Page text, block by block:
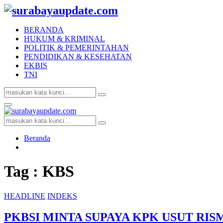
BERANDA
HUKUM & KRIMINAL
POLITIK & PEMERINTAHAN
PENDIDIKAN & KESEHATAN
EKBIS
TNI
Search
for:
Search
Facebook
Twitter
Youtube
Primary
Menu
Search
for:
Search
Beranda
Tag : KBS
HEADLINE INDEKS
PKBSI MINTA SUPAYA KPK USUT